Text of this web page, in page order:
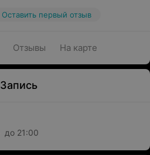
Оставить первый отзыв
Отзывы На карте
Запись
до 21:00